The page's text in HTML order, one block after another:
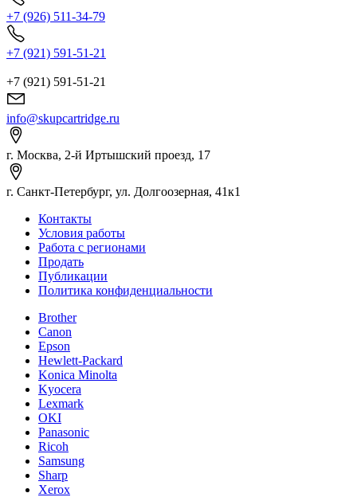
+7 (926) 511-34-79
+7 (921) 591-51-21
+7 (921) 591-51-21
info@skupcartridge.ru
г. Москва, 2-й Иртышский проезд, 17
г. Санкт-Петербург, ул. Долгоозерная, 41к1
Контакты
Условия работы
Работа с регионами
Продать
Публикации
Политика конфиденциальности
Brother
Canon
Epson
Hewlett-Packard
Konica Minolta
Kyocera
Lexmark
OKI
Panasonic
Ricoh
Samsung
Sharp
Xerox